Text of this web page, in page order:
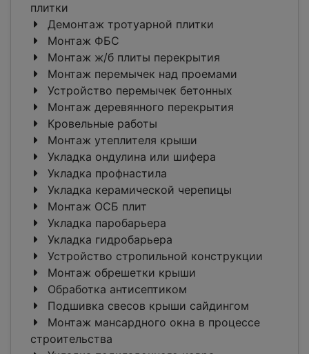
плитки
Демонтаж тротуарной плитки
Монтаж ФБС
Монтаж ж/б плиты перекрытия
Монтаж перемычек над проемами
Устройство перемычек бетонных
Монтаж деревянного перекрытия
Кровельные работы
Монтаж утеплителя крыши
Укладка ондулина или шифера
Укладка профнастила
Укладка керамической черепицы
Монтаж ОСБ плит
Укладка паробарьера
Укладка гидробарьера
Устройство стропильной конструкции
Монтаж обрешетки крыши
Обработка антисептиком
Подшивка свесов крыши сайдингом
Монтаж мансардного окна в процессе
строительства